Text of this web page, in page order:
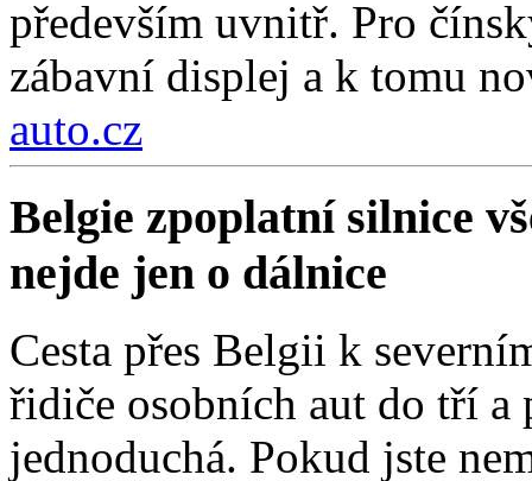
především uvnitř. Pro
zábavní displej a k tomu
auto.cz
Belgie zpoplatní silnice
nejde jen o dálnice
Cesta přes Belgii k
řidiče osobních aut do tří
jednoduchá. Pokud jste